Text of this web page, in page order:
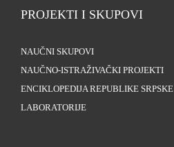
PROJEKTI I SKUPOVI
NAUČNI SKUPOVI
NAUČNO-ISTRAŽIVAČKI PROJEKTI
ENCIKLOPEDIJA REPUBLIKE SRPSKE
LABORATORIJE